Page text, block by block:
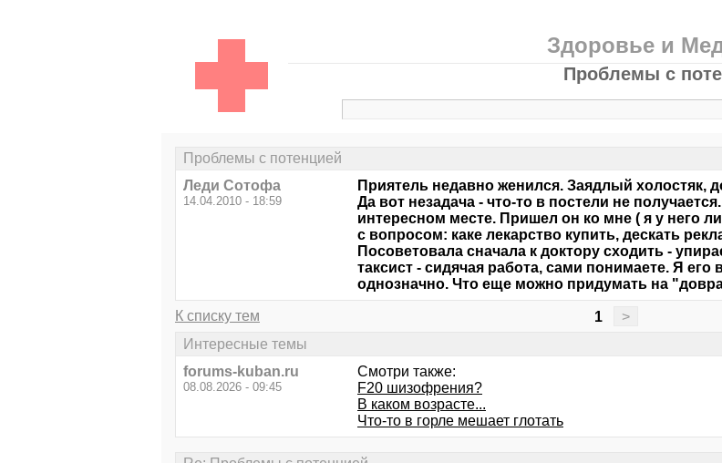
Здоровье и
Проблемы с
Проблемы с потенцией
Леди Сотофа
14.04.2010 - 18:59
Приятель недавно женился. Заядлый холостяк,
Да вот незадача - что-то в постели не
интересном месте. Пришел он ко мне ( я у него
с вопросом: каке лекарство купить, дескать
Посоветовала сначала к доктору сходить -
таксист - сидячая работа, сами понимаете. Я
однозначно. Что еще можно придумать на
К списку тем 1 >
Интересные темы
forums-kuban.ru
08.08.2026 - 09:45
Смотри также:
F20 шизофрения?
В каком возрасте...
Что-то в горле мешает глотать